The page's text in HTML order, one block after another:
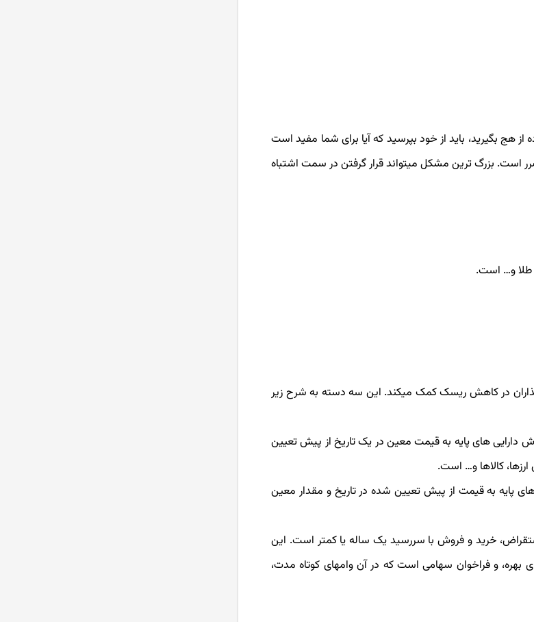
هج بگیرید، باید از خود بپرسید که آیا برای شما مفید است
بزرگ ترین مشکل می­تواند قرار گرفتن در سمت اشتباه
طلا و… است.
در کاهش ریسک کمک می­کند. این سه دسته به شرح زیر
دارایی­ های پایه به قیمت معین در یک تاریخ از پیش تعیین
کالاها و… است.
پایه به قیمت از پیش تعیین شده در تاریخ و مقدار معین
خرید و فروش با سررسید یک ساله یا کمتر است. این
بهره، و فراخوان سهامی است که در آن وام­های کوتاه مدت،